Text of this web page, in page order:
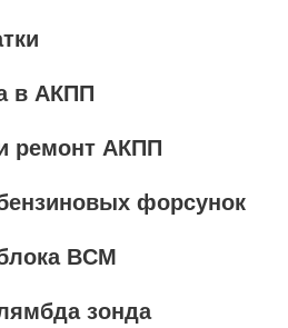
в АКПП
ремонт АКПП
форсунок
BCM
зонда